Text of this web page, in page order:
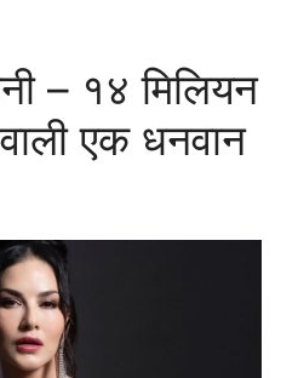
– १४ मिलियन
एक धनवान